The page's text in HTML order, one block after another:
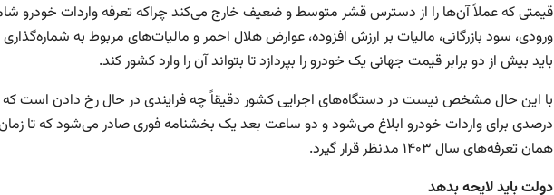
قیمتی که عملاً آن‌ها را از دسترس قشر متوسط و ضعیف خارج می‌کند چراکه تعرفه واردات
ورودی، سود بازرگانی، مالیات بر ارزش افزوده، عوارض هلال احمر و مالیات‌های مربوط به
باید بیش از دو برابر قیمت جهانی یک خودرو را بپردازد تا بتواند آن را وارد کشور کند.
درصدی برای واردات خودرو ابلاغ می‌شود و دو ساعت بعد یک بخشنامه فوری صادر می‌شود که تا زمان
همان تعرفه‌های سال ۱۴۰۳ مدنظر قرار گیرد.
دولت باید لایحه بدهد